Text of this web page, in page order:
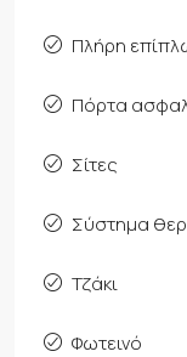
Πλήρη
Πόρτα
Σίτες
Σύστημα
Τζάκι
Φωτεινό